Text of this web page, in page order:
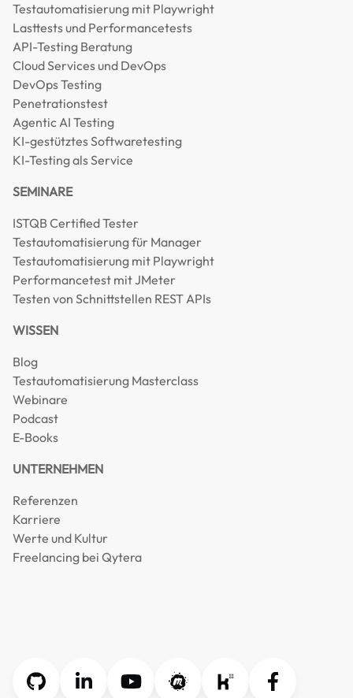
Testautomatisierung mit Playwright
Lasttests und Performancetests
API-Testing Beratung
Cloud Services und DevOps
DevOps Testing
Penetrationstest
Agentic AI Testing
KI-gestütztes Softwaretesting
KI-Testing als Service
SEMINARE
ISTQB Certified Tester
Testautomatisierung für Manager
Testautomatisierung mit Playwright
Performancetest mit JMeter
Testen von Schnittstellen REST APIs
WISSEN
Blog
Testautomatisierung Masterclass
Webinare
Podcast
E-Books
UNTERNEHMEN
Referenzen
Karriere
Werte und Kultur
Freelancing bei Qytera